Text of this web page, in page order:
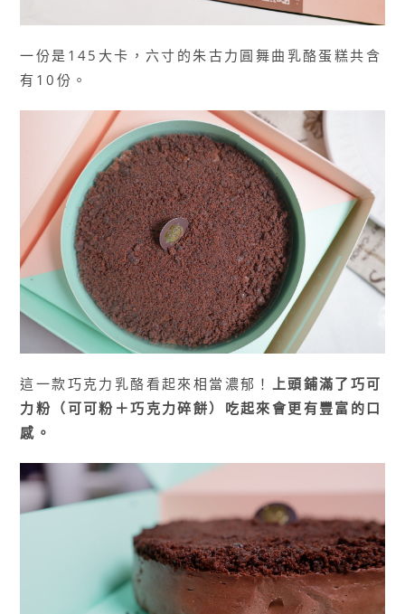
一份是145大卡，六寸的朱古力圓舞曲乳酪蛋糕共含
有10份。
這一款巧克力乳酪看起來相當濃郁！
上頭鋪滿了巧可
力粉（可可粉＋巧克力碎餅）吃起來會更有豐富的口
感。